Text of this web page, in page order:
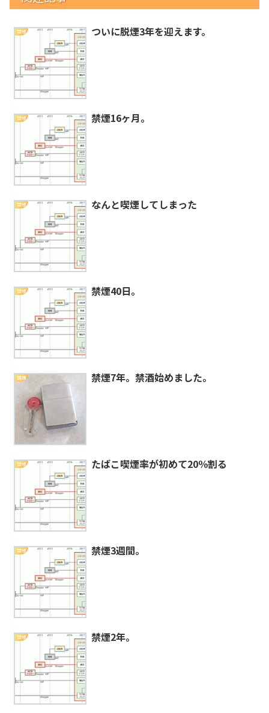
禁煙 ついに脱煙3年を迎えます。
禁煙 禁煙16ヶ月。
禁煙 なんと喫煙してしまった
禁煙 禁煙40日。
健康 禁煙7年。禁酒始めました。
禁煙 たばこ喫煙率が初めて20％割る
禁煙 禁煙3週間。
禁煙 禁煙2年。